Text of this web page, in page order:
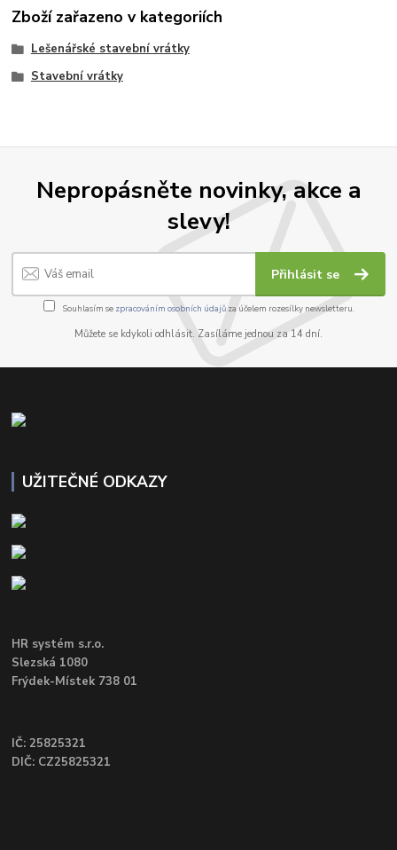
Zboží zařazeno v kategoriích
Lešenářské stavební vrátky
Stavební vrátky
Nepropásněte novinky, akce a
slevy!
Přihlásit se
Souhlasím se zpracováním osobních údajůza účelem rozesílky newsletteru.
Můžete se kdykoli odhlásit. Zasíláme jednou za 14 dní.
UŽITEČNÉ ODKAZY
HR systém s.r.o.
Slezská 1080
Frýdek-Místek 738 01
IČ: 25825321
DIČ: CZ25825321